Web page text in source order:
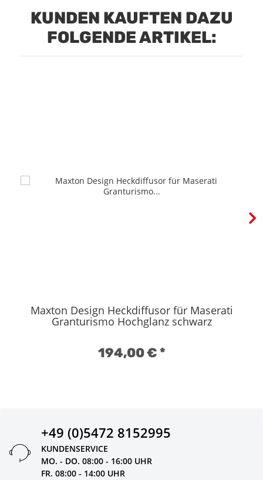
KUNDEN KAUFTEN DAZU
FOLGENDE ARTIKEL:
Maxton Design Heckdiffusor für Maserati
Granturismo Hochglanz schwarz
194,00 €*
+49 (0)5472 8152995
KUNDENSERVICE
MO. - DO. 08:00 - 16:00 UHR
FR. 08:00 - 14:00 UHR